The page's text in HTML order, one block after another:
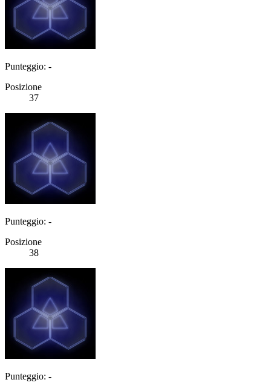
Punteggio: -
Posizione
37
Punteggio: -
Posizione
38
Punteggio: -